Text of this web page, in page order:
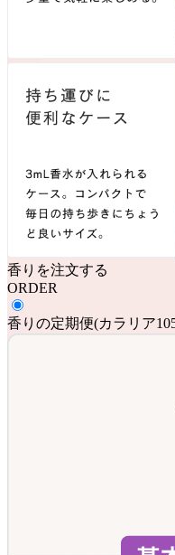
香りを注文する
ORDER
香りの定期便(カラリア